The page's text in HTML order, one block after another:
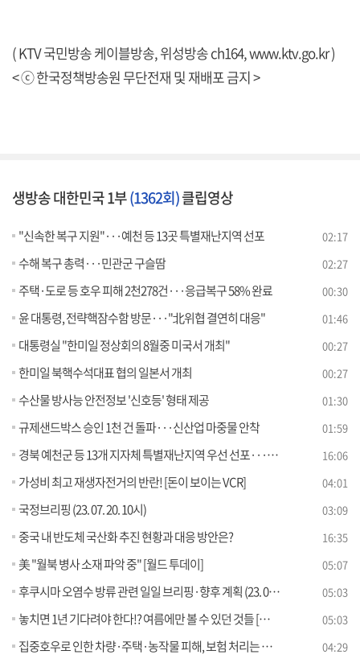
( KTV 국민방송 케이블방송, 위성방송 ch164,www.ktv.go.kr)
< ⓒ 한국정책방송원 무단전재 및 재배포 금지 >
생방송 대한민국 1부(1362회)클립영상
"신속한 복구 지원"···예천 등 13곳 특별재난지역 선포 02:17
수해 복구 총력···민관군 구슬땀 02:27
주택·도로 등 호우 피해 2천278건···응급복구 58% 완료 00:30
윤 대통령, 전략핵잠수함 방문···"北위협 결연히 대응" 01:46
대통령실 "한미일 정상회의 8월중 미국서 개최" 00:27
한미일 북핵수석대표 협의 일본서 개최 00:27
수산물 방사능 안전정보 '신호등' 형태 제공 01:30
규제샌드박스 승인 1천 건 돌파···신산업 마중물 안착 01:59
경북 예천군 등 13개 지자체 특별재난지역 우선 선포···수해 피해 총력 대응 16:06
가성비 최고 재생자전거의 반란! [돈이 보이는 VCR] 04:01
국정브리핑 (23. 07. 20. 10시) 03:09
중국 내 반도체 국산화 추진 현황과 대응 방안은? 16:35
美 "월북 병사 소재 파악 중" [월드 투데이] 05:07
후쿠시마 오염수 방류 관련 일일 브리핑·향후 계획 (23. 07. 20. 11시) 05:03
놓치면 1년 기다려야 한다!? 여름에만 볼 수 있던 것들 [라떼는 뉴우스] 05:03
집중호우로 인한 차량·주택·농작물 피해, 보험 처리는 어떻게? [정책 바로보기] 04:29